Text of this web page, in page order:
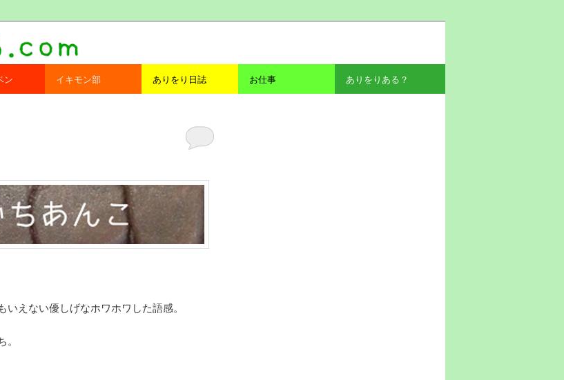
ン イキモン部 ありをり日誌 お仕事 ありをりある？
えない優しげなホワホワした語感。